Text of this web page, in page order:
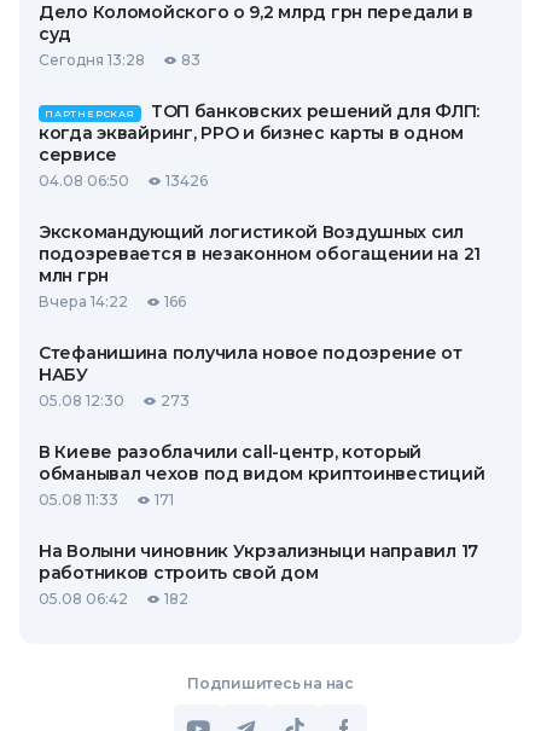
Дело Коломойского о 9,2 млрд грн передали в
суд
Сегодня 13:28 83
ПАРТНЕРСКАЯ
ТОП банковских решений для ФЛП:
когда эквайринг, РРО и бизнес карты в одном
сервисе
04.08 06:50 13426
Экскомандующий логистикой Воздушных сил
подозревается в незаконном обогащении на 21
млн грн
Вчера 14:22 166
Стефанишина получила новое подозрение от
НАБУ
05.08 12:30 273
В Киеве разоблачили call-центр, который
обманывал чехов под видом криптоинвестиций
05.08 11:33 171
На Волыни чиновник Укрзализныци направил 17
работников строить свой дом
05.08 06:42 182
Подпишитесь на нас